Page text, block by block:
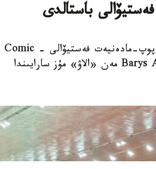
باستالدى
استانا. KAZINFORM - بۇگىن ەلوردادا ورتالىق ازياداعى ەڭ ءىرى پوپ-مادەنيەت فەستيۆالى - Comic
Con Astana 2026 باستالدى. فەستيۆال 6-9-تامىز ارالىعىندا Barys Arena مەن «الاۋ» مۇز سارايىندا